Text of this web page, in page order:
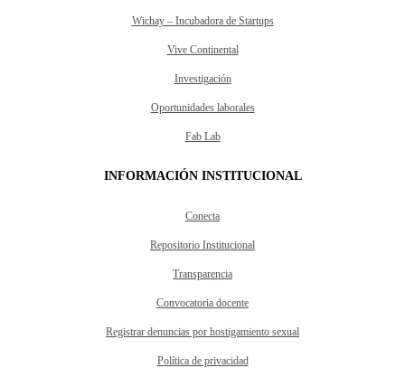
Wichay – Incubadora de Startups
Vive Continental
Investigación
Oportunidades laborales
Fab Lab
INFORMACIÓN INSTITUCIONAL
Conecta
Repositorio Institucional
Transparencia
Convocatoria docente
Registrar denuncias por hostigamiento sexual
Política de privacidad